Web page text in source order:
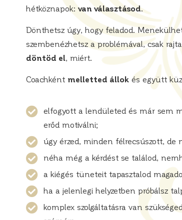
hétköznapok: van választásod.
Dönthetsz úgy, hogy feladod.
szembenézhetsz a problémával, csak
döntöd el, miért.
Coachként melletted állok és együtt
elfogyott a lendületed és már sem
erőd motiválni;
úgy érzed, minden félrecsúszott, de
néha még a kérdést se találod,
a kiégés tüneteit tapasztalod
ha a jelenlegi helyzetben próbálsz
komplex szolgáltatásra van